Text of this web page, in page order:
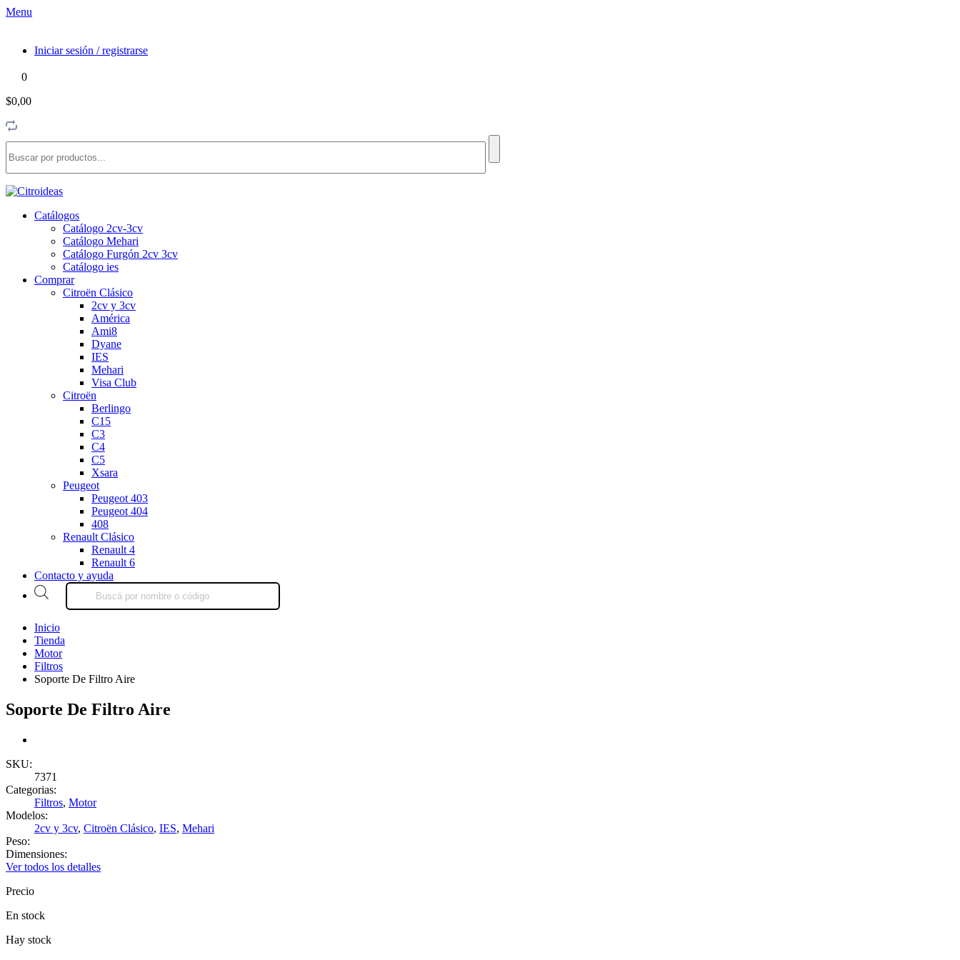
Menu
Iniciar sesión / registrarse
0
$0,00
Catálogos
Catálogo 2cv-3cv
Catálogo Mehari
Catálogo Furgón 2cv 3cv
Catálogo ies
Comprar
Citroën Clásico
2cv y 3cv
América
Ami8
Dyane
IES
Mehari
Visa Club
Citroën
Berlingo
C15
C3
C4
C5
Xsara
Peugeot
Peugeot 403
Peugeot 404
408
Renault Clásico
Renault 4
Renault 6
Contacto y ayuda
Products
Inicio
Tienda
Motor
Filtros
Soporte De Filtro Aire
Soporte De Filtro Aire
SKU:
7371
Categorias:
Filtros, Motor
Modelos:
2cv y 3cv, Citroën Clásico, IES, Mehari
Peso:
Dimensiones:
Ver todos los detalles
Precio
En stock
Hay stock